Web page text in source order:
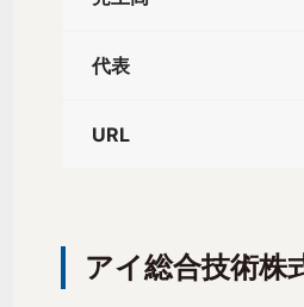
代表
URL
アイ総合技術株